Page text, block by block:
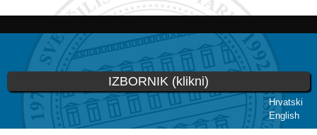
Skoči
glavni
sadržaj
Hrvatski
English
IZBORNIK (klikni)